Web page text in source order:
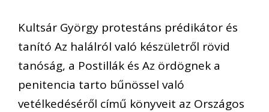
Kultsár György protestáns prédikátor és
tanító Az halálról való készületről rövid
tanóság, a Postillák és Az ördögnek a
penitencia tarto bűnössel való
vetélkedéséről című könyveit az Országos